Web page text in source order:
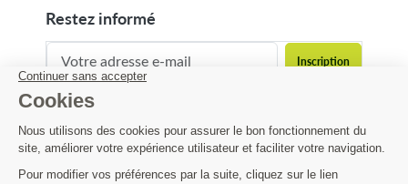
restez informé
contact@matijardin.fr 04 81 120 120